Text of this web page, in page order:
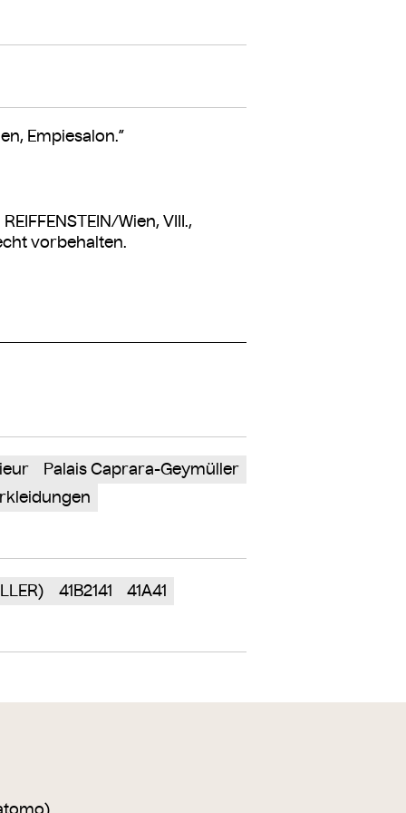
Empiesalon.”
Wien, VIII.,
vorbehalten.
Palais Caprara-Geymüller
41B2141 41A41